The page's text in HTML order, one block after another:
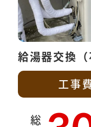
給湯器交換（
工事
総